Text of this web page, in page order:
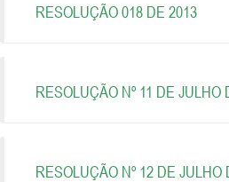
RESOLUÇÃO 018 DE 2013
RESOLUÇÃO Nº 11 DE JULHO
RESOLUÇÃO Nº 12 DE JULHO